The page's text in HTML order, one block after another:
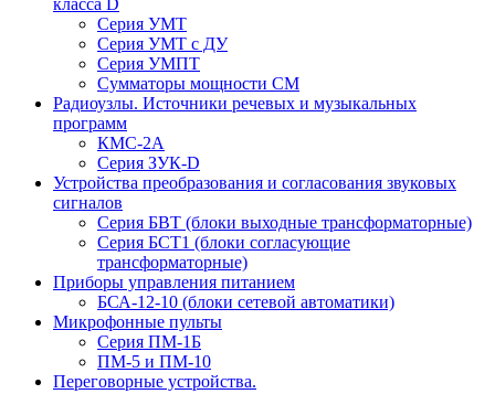
Серия УМТ
Серия УМТ с ДУ
Серия УМПТ
Сумматоры мощности СМ
Радиоузлы. Источники речевых и музыкальных
программ
КМС-2А
Серия ЗУК-D
Устройства преобразования и согласования звуковых
сигналов
Серия БВТ (блоки выходные трансформаторные)
Серия БСТ1 (блоки согласующие
трансформаторные)
Приборы управления питанием
БСА-12-10 (блоки сетевой автоматики)
Микрофонные пульты
Серия ПМ-1Б
ПМ-5 и ПМ-10
Переговорные устройства.